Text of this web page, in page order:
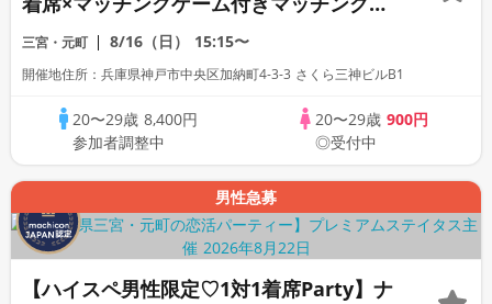
ン
三宮・元町 8/16（日） 15:15〜
開催地住所：兵庫県神戸市中央区加納町4-3-3 さくら三神ビルB1
20〜29歳 8,400円
参加者調整中
20〜29歳 900円
◎受付中
男性急募
【ハイスペ男性限定♡1対1着席Party】ナ